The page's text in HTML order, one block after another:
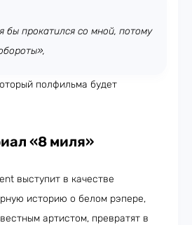
бы прокатился со мной, потому
полфильма будет
«8 миля»
выступит в качестве
историю о белом рэпере,
артистом, превратят в